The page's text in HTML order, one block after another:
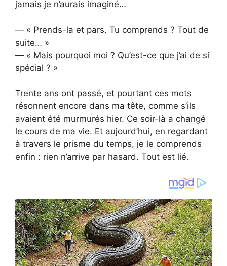
jamais je n’aurais imaginé…
— « Prends-la et pars. Tu comprends ? Tout de
suite… »
— « Mais pourquoi moi ? Qu’est-ce que j’ai de si
spécial ? »
Trente ans ont passé, et pourtant ces mots
résonnent encore dans ma tête, comme s’ils
avaient été murmurés hier. Ce soir-là a changé
le cours de ma vie. Et aujourd’hui, en regardant
à travers le prisme du temps, je le comprends
enfin : rien n’arrive par hasard. Tout est lié.